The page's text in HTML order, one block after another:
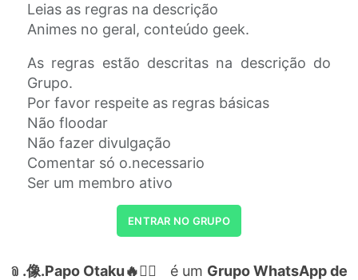
Leias as regras na descrição
Animes no geral, conteúdo geek.
As regras estão descritas na descrição do
Grupo.
Por favor respeite as regras básicas
Não floodar
Não fazer divulgação
Comentar só o.necessario
Ser um membro ativo
ENTRAR NO GRUPO
﹫.像.Papo Otaku🔥፝⃟ é um Grupo WhatsApp de